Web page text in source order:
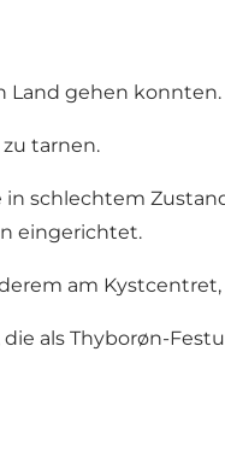
Land gehen konnten.
tarnen.
schlechtem
eingerichtet.
am
als Thyborøn-